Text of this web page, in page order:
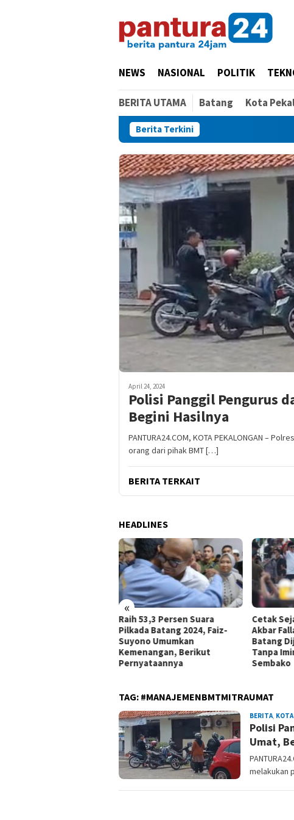
NEWS NASIONAL POLITIK
BERITA UTAMA Batang Kota
Berita Terkini
April 24, 2024
Polisi Panggil Pengurus
Begini Hasilnya
PANTURA24.COM, KOTA PEKALONGAN –
orang dari pihak BMT […]
BERITA TERKAIT
HEADLINES
«
Raih 53,3 Persen Suara
Pilkada Batang 2024, Faiz-
Suyono Umumkan
Kemenangan, Berikut
Pernyataannya
Cetak
Akbar
Batang
Tanpa
Sembako
TAG: #MANAJEMENBMTMITRAUMAT
BERITA,
Polisi
Umat,
melakukan